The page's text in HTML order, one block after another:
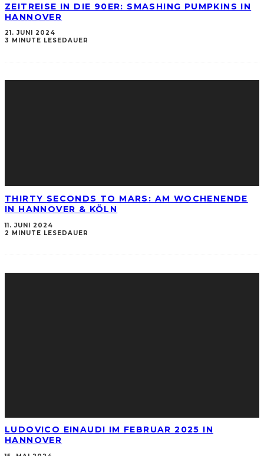
ZEITREISE IN DIE 90ER: SMASHING PUMPKINS IN
HANNOVER
21. JUNI 2024
3 MINUTE LESEDAUER
THIRTY SECONDS TO MARS: AM WOCHENENDE
IN HANNOVER & KÖLN
11. JUNI 2024
2 MINUTE LESEDAUER
LUDOVICO EINAUDI IM FEBRUAR 2025 IN
HANNOVER